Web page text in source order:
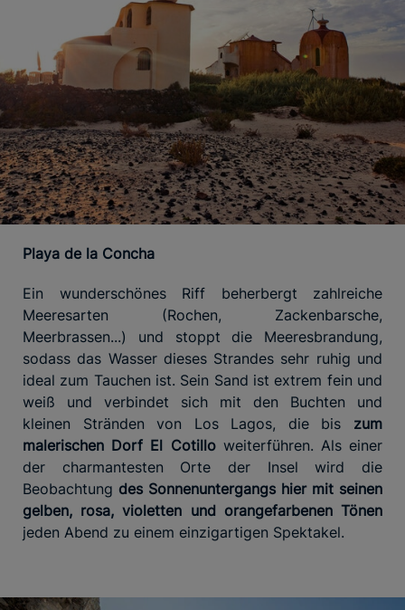
Playa de la Concha
Ein wunderschönes Riff beherbergt zahlreiche
Meeresarten (Rochen, Zackenbarsche,
Meerbrassen...) und stoppt die Meeresbrandung,
sodass das Wasser dieses Strandes sehr ruhig und
ideal zum Tauchen ist. Sein Sand ist extrem fein und
weiß und verbindet sich mit den Buchten und
kleinen Stränden von Los Lagos, die bis zum
malerischen Dorf El Cotilloweiterführen. Als einer
der charmantesten Orte der Insel wird die
Beobachtung des Sonnenuntergangs hier mit seinen
gelben, rosa, violetten und orangefarbenen Tönen
jeden Abend zu einem einzigartigen Spektakel.